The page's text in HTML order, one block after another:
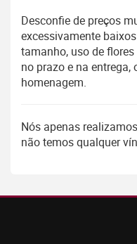
Desconfie de preços
excessivamente
tamanho, uso de
no prazo e na entrega,
homenagem.
Nós apenas
não temos qualquer